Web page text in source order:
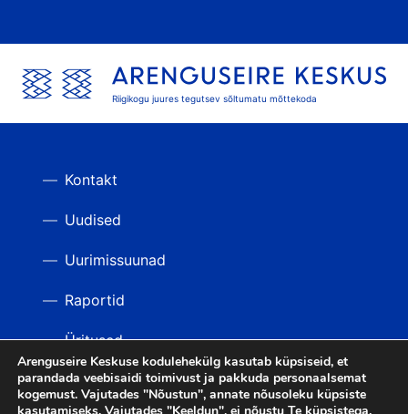
Riigikogu juures tegutsev sõltumatu mõttekoda
TAGASI ÜLES
Kontakt
Uudised
Uurimissuunad
Raportid
Üritused
Videod
Arenguseire Keskuse kodulehekülg kasutab küpsiseid, et
parandada veebisaidi toimivust ja pakkuda personaalsemat
kogemust. Vajutades "Nõustun", annate nõusoleku küpsiste